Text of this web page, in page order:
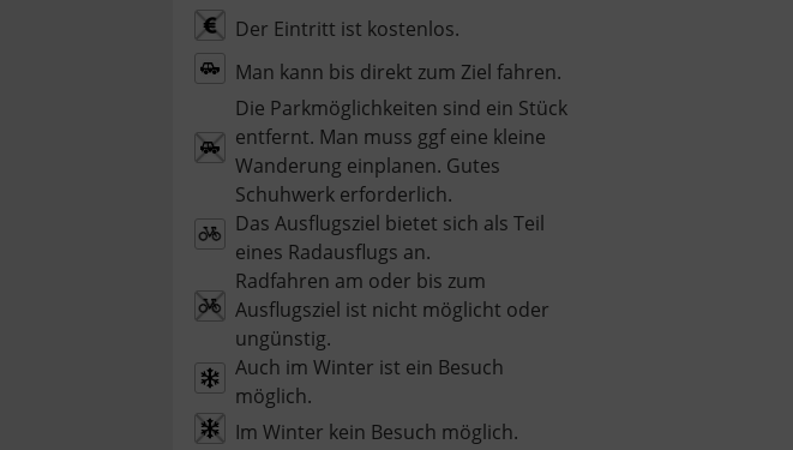
Der Eintritt ist kostenlos.
Man kann bis direkt zum Ziel fahren.
Die Parkmöglichkeiten sind ein Stück
entfernt. Man muss ggf eine kleine
Wanderung einplanen. Gutes
Schuhwerk erforderlich.
Das Ausflugsziel bietet sich als Teil
eines Radausflugs an.
Radfahren am oder bis zum
Ausflugsziel ist nicht möglicht oder
ungünstig.
Auch im Winter ist ein Besuch
möglich.
Im Winter kein Besuch möglich.